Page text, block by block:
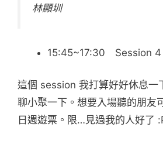
林顯圳
15:45~17:30 Session 4
這個 session 我打算好好休息一
聊小聚一下。想要入場聽的朋友
日週遊票。限…見過我的人好了